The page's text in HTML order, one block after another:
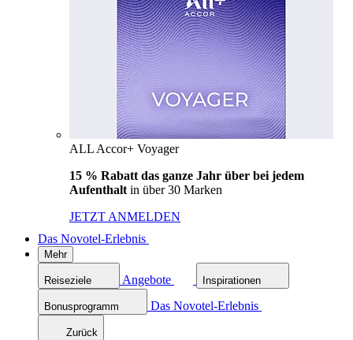
ALL Accor+ Voyager
15 % Rabatt das ganze Jahr über bei jedem
Aufenthalt in über 30 Marken
JETZT ANMELDEN
Das Novotel-Erlebnis
Mehr
Reiseziele Angebote Inspirationen
Bonusprogramm Das Novotel-Erlebnis
Zurück